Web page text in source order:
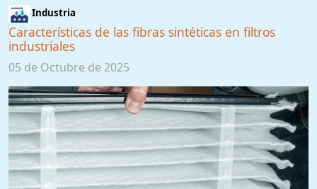
Industria
Características de las fibras sintéticas en filtros
industriales
05 de Octubre de 2025